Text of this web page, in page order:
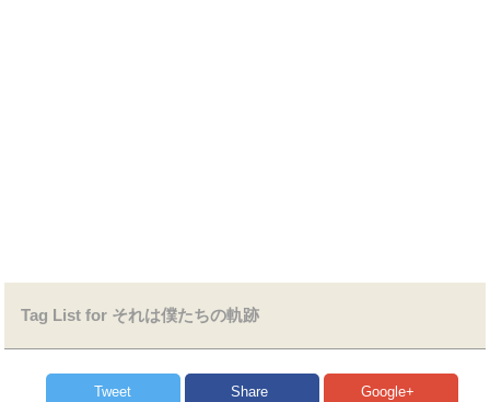
Tag List for それは僕たちの軌跡
Tweet Share Google+